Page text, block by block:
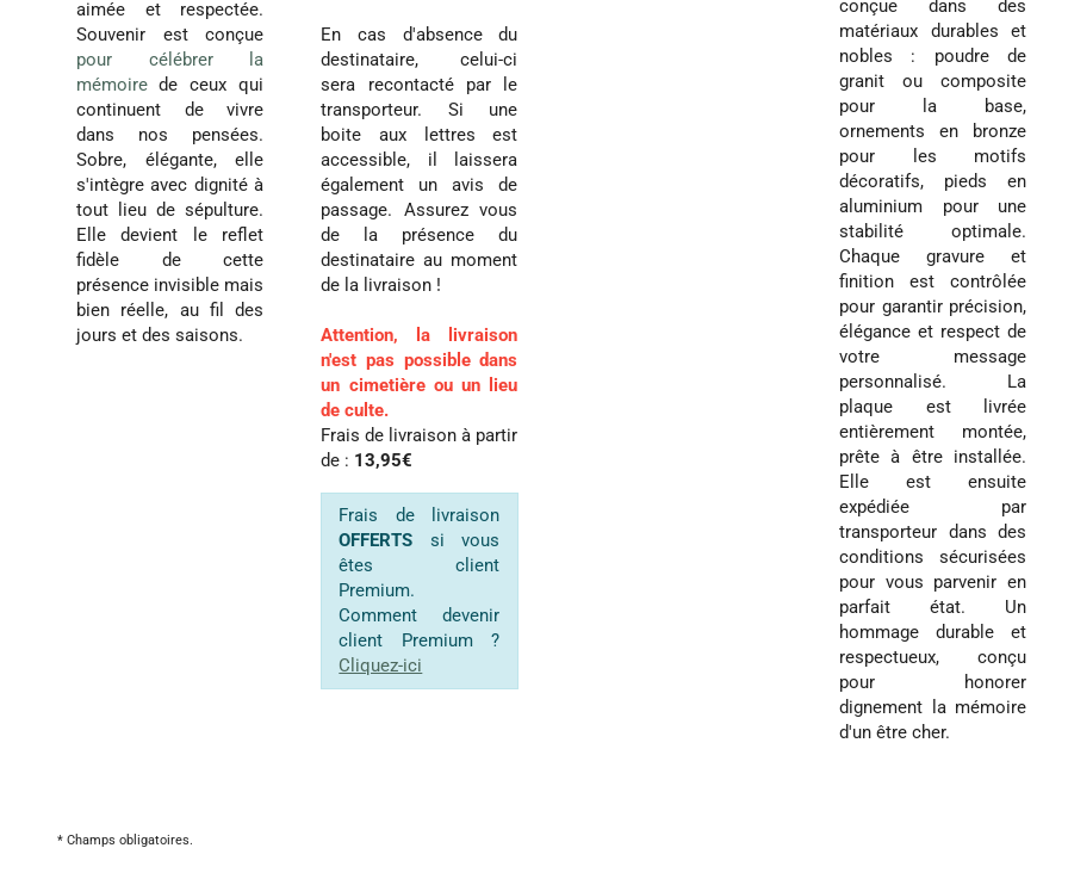
aimée et respectée.
Souvenir est conçue
pour célébrer la
mémoire de ceux qui
continuent de vivre
dans nos pensées.
Sobre, élégante, elle
s'intègre avec dignité à
tout lieu de sépulture.
Elle devient le reflet
fidèle de cette
présence invisible mais
bien réelle, au fil des
jours et des saisons.
En cas d'absence du
destinataire, celui-ci
sera recontacté par le
transporteur. Si une
boite aux lettres est
accessible, il laissera
également un avis de
passage. Assurez vous
de la présence du
destinataire au moment
de la livraison !
Attention, la livraison
n'est pas possible dans
un cimetière ou un lieu
de culte.
Frais de livraison à partir
de : 13,95€
Frais de livraison
OFFERTS si vous
êtes client
Premium.
Comment devenir
client Premium ?
Cliquez-ici
conçue dans des
matériaux durables et
nobles : poudre de
granit ou composite
pour la base,
ornements en bronze
pour les motifs
décoratifs, pieds en
aluminium pour une
stabilité optimale.
Chaque gravure et
finition est contrôlée
pour garantir précision,
élégance et respect de
votre message
personnalisé. La
plaque est livrée
entièrement montée,
prête à être installée.
Elle est ensuite
expédiée par
transporteur dans des
conditions sécurisées
pour vous parvenir en
parfait état. Un
hommage durable et
respectueux, conçu
pour honorer
dignement la mémoire
d'un être cher.
* Champs obligatoires.